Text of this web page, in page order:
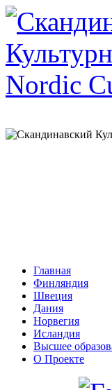
Главная
Финляндия
Швеция
Дания
Норвегия
Исландия
Высшее
О Проекте